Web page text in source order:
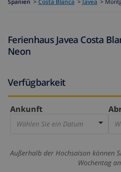
Spanien > Costa Blanca > Javea >
Ferienhaus Javea Costa
Neon
Verfügbarkeit
Ankunft
Wählen Sie ein Datum
Außerhalb der Hochsaison können
Wochentag